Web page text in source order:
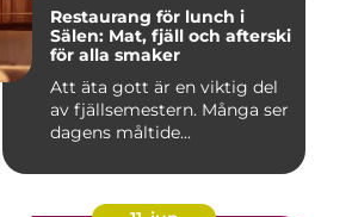
Restaurang för lunch i
Sälen: Mat, fjäll och afterski
för alla smaker
Att äta gott är en viktig del
av fjällsemestern. Många ser
dagens måltide...